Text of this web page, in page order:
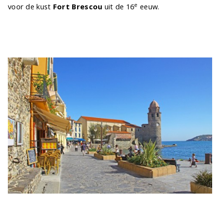
voor de kust Fort Brescou uit de 16e eeuw.